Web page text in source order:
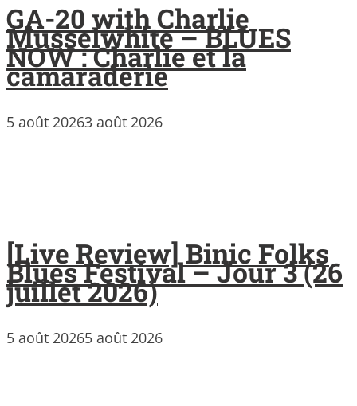
GA-20 with Charlie
Musselwhite – BLUES
NOW : Charlie et la
camaraderie
5 août 20263 août 2026
[Live Review] Binic Folks
Blues Festival – Jour 3 (26
juillet 2026)
5 août 20265 août 2026